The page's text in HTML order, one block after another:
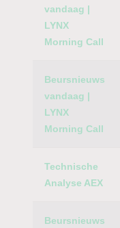
vandaag |
LYNX
Morning Call
Beursnieuws
vandaag |
LYNX
Morning Call
Technische
Analyse AEX
Beursnieuws